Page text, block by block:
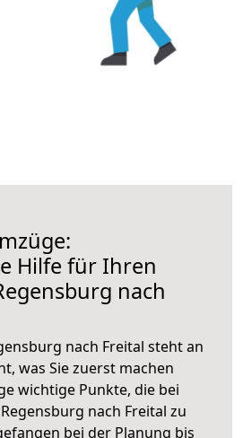
Hilfe für Ihren
nach
nach Freital steht an
was Sie zuerst machen
wichtige Punkte, die bei
nach Freital zu
bei der Planung bis